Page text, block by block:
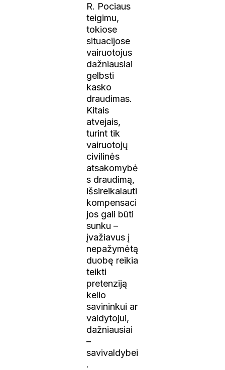
R. Pociaus
teigimu,
tokiose
situacijose
vairuotojus
dažniausiai
gelbsti
kasko
draudimas.
Kitais
atvejais,
turint tik
vairuotojų
civilinės
atsakomybė
s draudimą,
išsireikalauti
kompensaci
jos gali būti
sunku –
įvažiavus į
nepažymėtą
duobę reikia
teikti
pretenziją
kelio
savininkui ar
valdytojui,
dažniausiai
–
savivaldybei
.